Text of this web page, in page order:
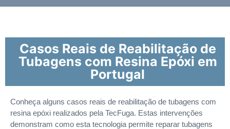
Casos Reais de Reabilitação de
Tubagens com Resina Epóxi em
Portugal
Conheça alguns casos reais de reabilitação de tubagens com
resina epóxi realizados pela TecFuga. Estas intervenções
demonstram como esta tecnologia permite reparar tubagens